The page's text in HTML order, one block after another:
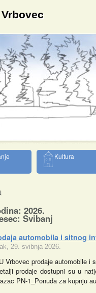
Kultura
2026.
Svibanj
automobila i sitnog
29. svibnja 2026.
Vrbovec prodaje automobile i
prodaje dostupni su u
PN-1_Ponuda za kupnju